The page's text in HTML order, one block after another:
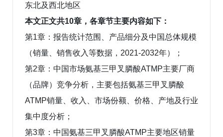
东北及西北地区
本文正文共10章，各章节主要内容如下：
第1章：报告统计范围、产品细分及中国总体规模
（销量、销售收入等数据，2021-2032年）；
第2章：中国市场氨基三甲叉膦酸ATMP主要厂商
（品牌）竞争分析，主要包括氨基三甲叉膦酸
ATMP销量、收入、市场份额、价格、产地及行业
集中度分析；
第3章：中国氨基三甲叉膦酸ATMP主要地区销量